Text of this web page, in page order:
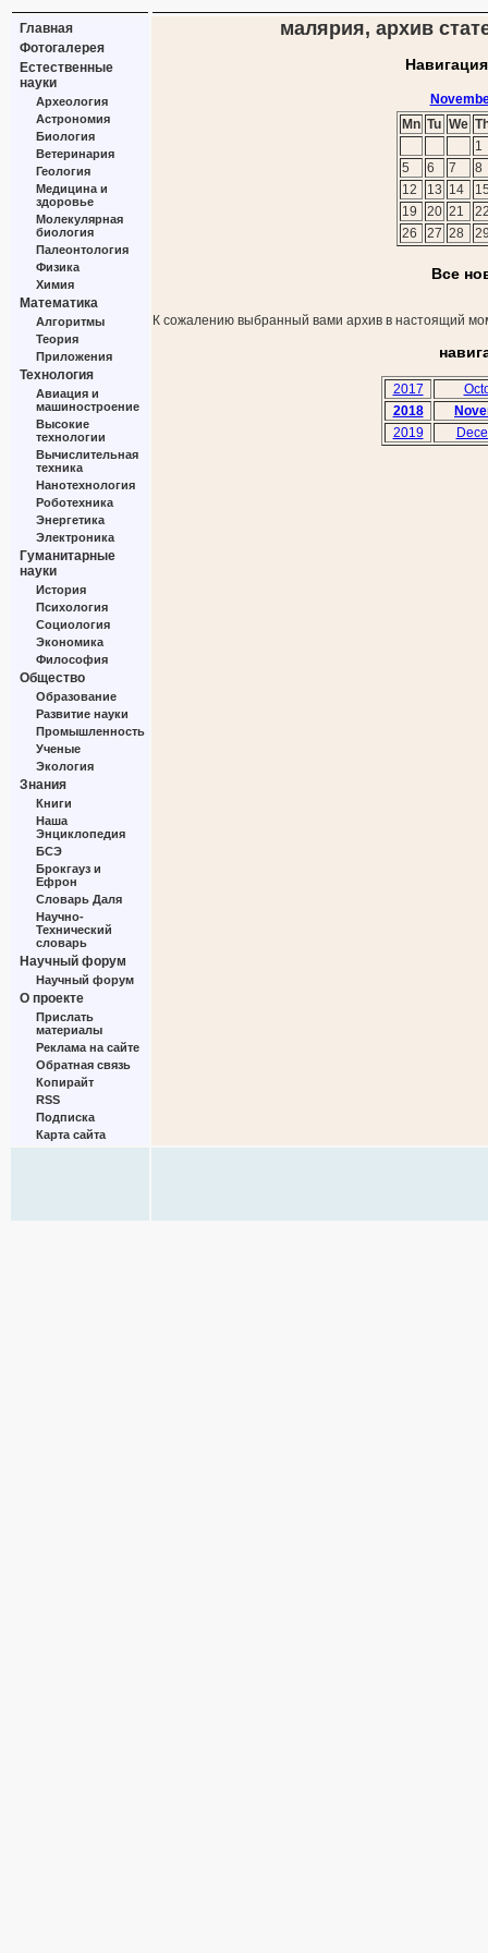
Главная
Фотогалерея
Естественные
науки
Археология
Астрономия
Биология
Ветеринария
Геология
Медицина и
здоровье
Молекулярная
биология
Палеонтология
Физика
Химия
Математика
Алгоритмы
Теория
Приложения
Технология
Авиация и
машиностроение
Высокие
технологии
Вычислительная
техника
Нанотехнология
Роботехника
Энергетика
Электроника
Гуманитарные
науки
История
Психология
Социология
Экономика
Философия
Общество
Образование
Развитие науки
Промышленность
Ученые
Экология
Знания
Книги
Наша
Энциклопедия
БСЭ
Брокгауз и
Ефрон
Словарь Даля
Научно-
Технический
словарь
Научный форум
Научный форум
О проекте
Прислать
материалы
Реклама на сайте
Обратная связь
Копирайт
RSS
Подписка
Карта сайта
малярия, архив
Mn Tu We
1
5
6 7
8
12
13 14
19
20 21
26
27 28
Все
К сожалению выбранный вами архив в настоящий
2017
2018
2019